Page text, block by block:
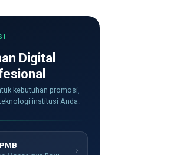
Digital
kebutuhan promosi,
institusi Anda.
›